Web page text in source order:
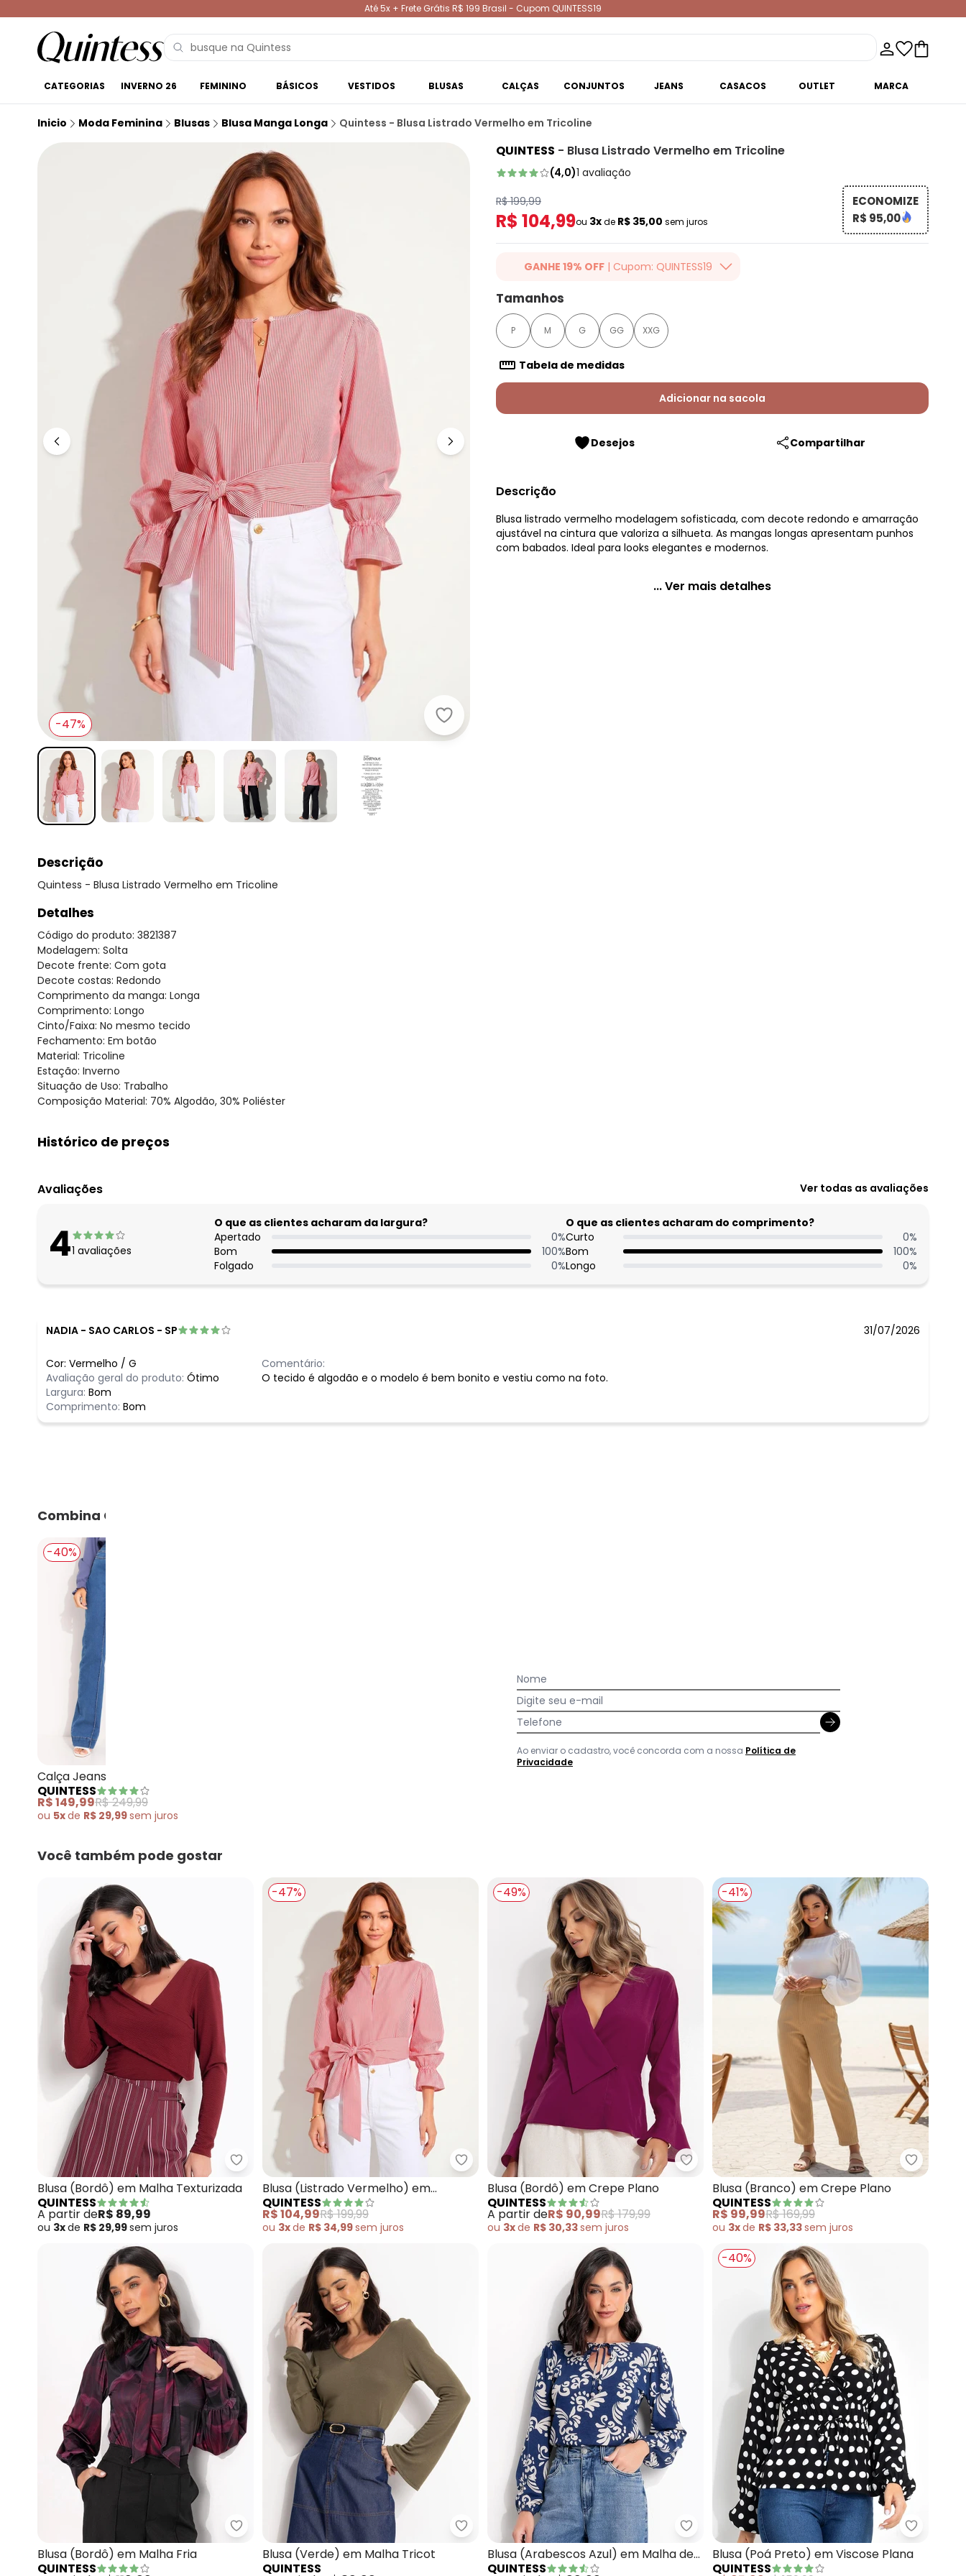
Até 5x + Frete Grátis R$ 199 Brasil - Cupom QUINTESS19
CATEGORIAS INVERNO 26 FEMININO BÁSICOS VESTIDOS BLUSAS CALÇAS CONJUNTOS JEANS CASACOS OUTLET MARCA
Inicio Moda Feminina Blusas Blusa Manga Longa Quintess - Blusa Listrado Vermelho em Tricoline
Quintess - Blusa Listrado Vermelho em Tricoline
-47%
QUINTESS - Blusa Listrado Vermelho em Tricoline
(4,0)1 avaliação
R$ 199,99
R$ 104,99ou 3xde R$ 35,00 sem juros
ECONOMIZE
R$ 95,00
GANHE 19% OFF | Cupom: QUINTESS19
Ganhe 19% OFF Extra em qualquer valor, usando o
cupom: QUINTESS19. Válido para toda loja Quintess,
até 07/08/2026.
Tamanhos
P M G GG XXG
Tabela de medidas
Adicionar na sacola
Desejos Compartilhar
Descrição
Blusa listrado vermelho modelagem sofisticada, com decote redondo e amarração
ajustável na cintura que valoriza a silhueta. As mangas longas apresentam punhos
com babados. Ideal para looks elegantes e modernos.
... Ver mais detalhes
Descrição
Quintess - Blusa Listrado Vermelho em Tricoline
Detalhes
Código do produto: 3821387
Modelagem: Solta
Decote frente: Com gota
Decote costas: Redondo
Comprimento da manga: Longa
Comprimento: Longo
Cinto/Faixa: No mesmo tecido
Fechamento: Em botão
Material: Tricoline
Estação: Inverno
Situação de Uso: Trabalho
Composição Material: 70% Algodão, 30% Poliéster
Histórico de preços
agosto/2026
N/D*
maio/2026 R$ 99,99
abril/2026 N/D*
N/D*
fevereiro/2026 N/D*
Avaliações Ver todas as avaliações
41 avaliações
O que as clientes acharam da largura?
Apertado
0%
Bom
100%
Folgado
0%
O que as clientes acharam do comprimento?
Curto
0%
Bom
100%
Longo
0%
NADIA - SAO CARLOS - SP 31/07/2026
Cor: Vermelho / G
Avaliação geral do produto: Ótimo
Largura: Bom
Comprimento: Bom
Comentário:
O tecido é algodão e o modelo é bem bonito e vestiu como na foto.
Combina Com
-40%
Calça Jeans Médio em Jeans
QUINTESS
R$ 149,99R$ 249,99
ou 5xde R$ 29,99sem juros
Você também pode gostar
Quintess - Blusa (Bordô) em Malha Texturizada
Blusa (Bordô) em Malha Texturizada
QUINTESS
A partir deR$ 89,99
ou 3xde R$ 29,99sem juros
-47%
Quintess - Blusa (Listrado Vermelho) em Tricoline
Blusa (Listrado Vermelho) em
Tricoline
QUINTESS
R$ 104,99R$ 199,99
ou 3xde R$ 34,99sem juros
-49%
Quintess - Blusa (Bordô) em Crepe Plano
Blusa (Bordô) em Crepe Plano
QUINTESS
A partir deR$ 90,99R$ 179,99
ou 3xde R$ 30,33sem juros
-41%
Quintess
Blusa (Branco) em Crepe Plano
QUINTESS
R$ 99,99R$ 169,99
ou 3xde R$ 33,33sem juros
Quintess - Blusa (Bordô) em Malha Fria
Blusa (Bordô) em Malha Fria
QUINTESS
Quintess - Blusa (Verde) em Malha Tricot
Blusa (Verde) em Malha Tricot
QUINTESS
Quintess - Blusa (Arabescos Azul) em Malha de
Blusa (Arabescos Azul) em Malha de
Viscose
QUINTESS
-40%
Quintess
Blusa (Poá Preto) em Viscose Plana
QUINTESS
Nome
Digite seu e-mail
Telefone
Ao enviar o cadastro, você concorda com a nossa Política de
Privacidade